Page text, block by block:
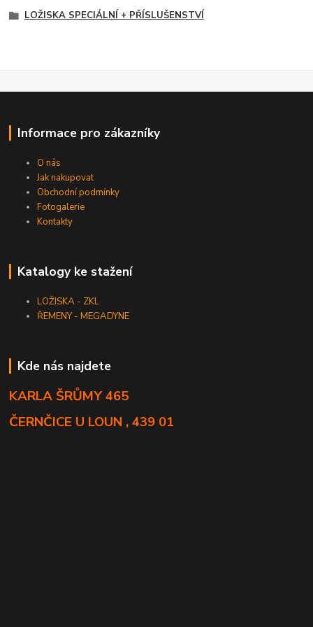
LOŽISKA SPECIÁLNÍ + PŘÍSLUŠENSTVÍ
Informace pro zákazníky
O nás
Jak nakupovat
Obchodní podmínky
Fotogalerie
Kontakty
Katalogy ke stažení
LOŽISKA - ZKL
ŘEMENY - MEGADYNE
Kde nás najdete
KARLA ŠRŮMY 465
ČERNČICE U LOUN , 439 01